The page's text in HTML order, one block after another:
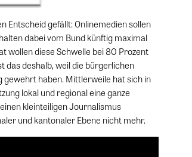
Entscheid gefällt: Onlinemedien sollen
dabei vom Bund künftig maximal
wollen diese Schwelle bei 80 Prozent
das deshalb, weil die bürgerlichen
haben. Mittlerweile hat sich in
lokal und regional eine ganze
kleinteiligen Journalismus
und kantonaler Ebene nicht mehr.